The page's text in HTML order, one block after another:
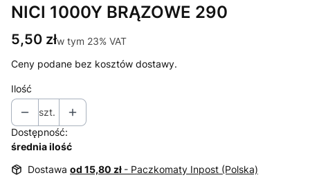
NICI 1000Y BRĄZOWE 290
Cena
5,50 złw tym 23% VAT
w tym 23% VAT
Ceny podane bez kosztów dostawy.
Ilość
szt.
Dostępność:
średnia ilość
Dostawa od 15,80 zł - Paczkomaty Inpost (Polska)